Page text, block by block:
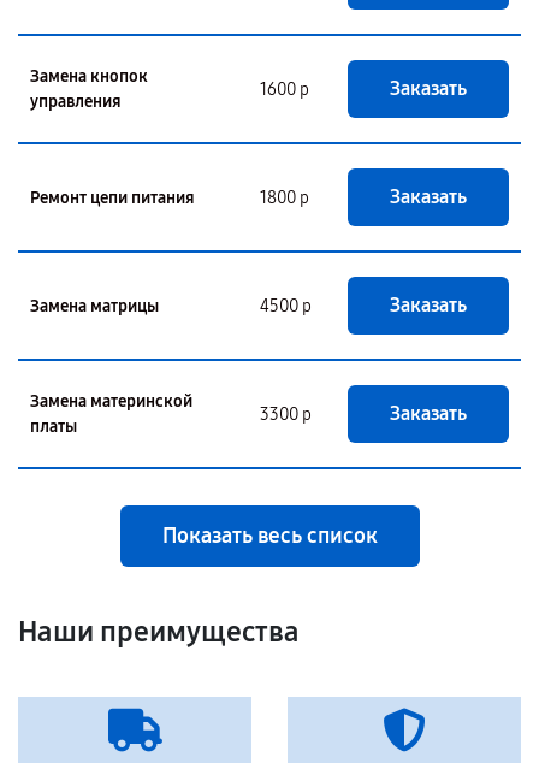
Замена кнопок
управления
1600 р Заказать
Ремонт цепи питания 1800 р Заказать
Замена матрицы 4500 р Заказать
Замена материнской
платы
3300 р Заказать
Показать весь список
Наши преимущества